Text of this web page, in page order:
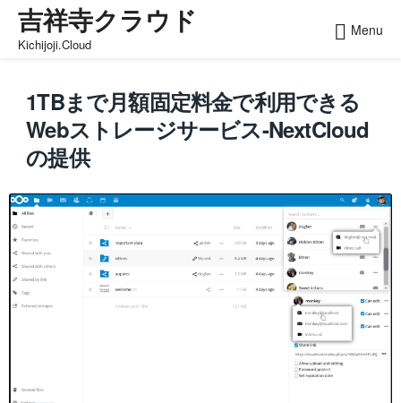
Skip吉祥寺クラウド
Kichijoji.Cloud
Menu
1TBまで月額固定料金で利用できる
Webストレージサービス-NextCloud
の提供